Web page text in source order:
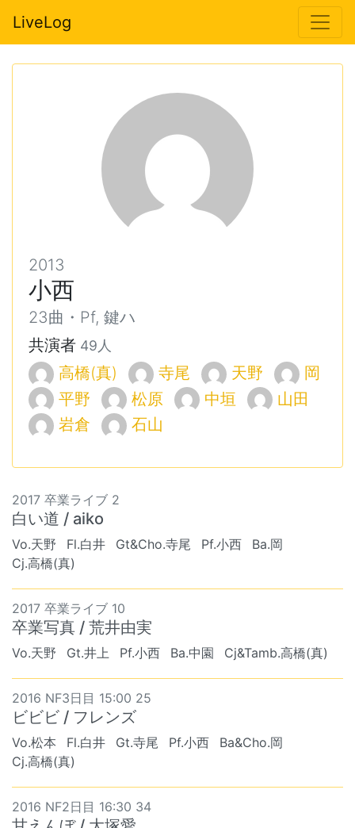
LiveLog
2013
小西
23曲・Pf, 鍵ハ
共演者 49人
高橋(真) 寺尾 天野
岡
平野
松原 中垣
山田
岩倉
石山
2017 卒業ライブ 2
白い道 / aiko
Vo.天野 Fl.白井 Gt&Cho.寺尾 Pf.小西
Ba.岡
Cj.高橋(真)
2017 卒業ライブ 10
卒業写真 / 荒井由実
Vo.天野 Gt.井上 Pf.小西 Ba.中園 Cj&Tamb.高橋(真)
2016 NF3日目 15:00 25
ビビビ / フレンズ
Vo.松本 Fl.白井 Gt.寺尾 Pf.小西
Ba&Cho.岡
Cj.高橋(真)
2016 NF2日目 16:30 34